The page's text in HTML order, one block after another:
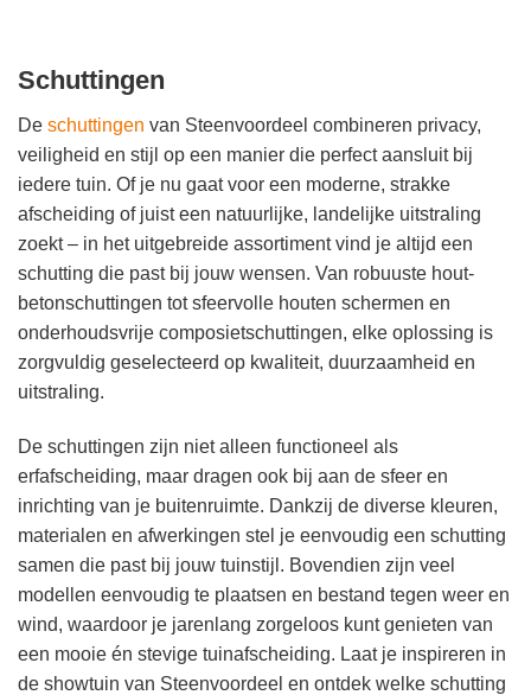
Schuttingen
De schuttingen van Steenvoordeel combineren privacy,
veiligheid en stijl op een manier die perfect aansluit bij
iedere tuin. Of je nu gaat voor een moderne, strakke
afscheiding of juist een natuurlijke, landelijke uitstraling
zoekt – in het uitgebreide assortiment vind je altijd een
schutting die past bij jouw wensen. Van robuuste hout-
betonschuttingen tot sfeervolle houten schermen en
onderhoudsvrije composietschuttingen, elke oplossing is
zorgvuldig geselecteerd op kwaliteit, duurzaamheid en
uitstraling.
De schuttingen zijn niet alleen functioneel als
erfafscheiding, maar dragen ook bij aan de sfeer en
inrichting van je buitenruimte. Dankzij de diverse kleuren,
materialen en afwerkingen stel je eenvoudig een schutting
samen die past bij jouw tuinstijl. Bovendien zijn veel
modellen eenvoudig te plaatsen en bestand tegen weer en
wind, waardoor je jarenlang zorgeloos kunt genieten van
een mooie én stevige tuinafscheiding. Laat je inspireren in
de showtuin van Steenvoordeel en ontdek welke schutting